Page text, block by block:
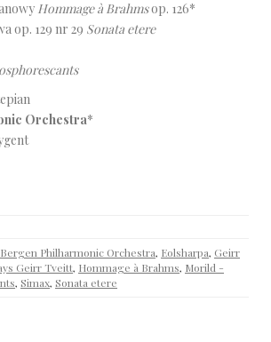
Hommage à Brahmsop. 126*
op. 129 nr 29 Sonata etere
Orchestra*
Bergen Philharmonic Orchestra, Eolsharpa, Geirr
Geirr Tveitt, Hommage à Brahms, Morild -
, Simax, Sonata etere